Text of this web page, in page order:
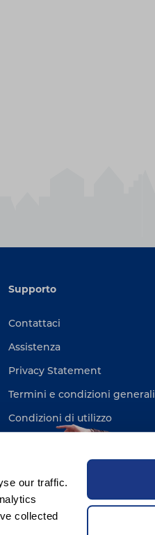
our traffic.
collected
Supporto
Contattaci
Assistenza
Privacy Statement
Termini e condizioni generali
Condizioni di utilizzo